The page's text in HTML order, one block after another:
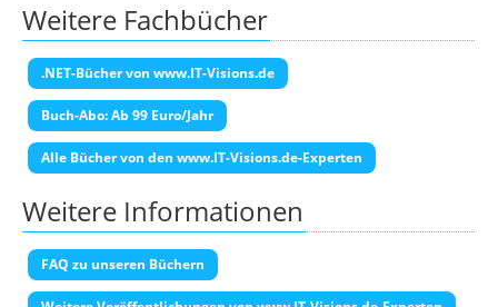
Weitere Fachbücher
.NET-Bücher von www.IT-Visions.de
Buch-Abo: Ab 99 Euro/Jahr
Alle Bücher von den www.IT-Visions.de-Experten
Weitere Informationen
FAQ zu unseren Büchern